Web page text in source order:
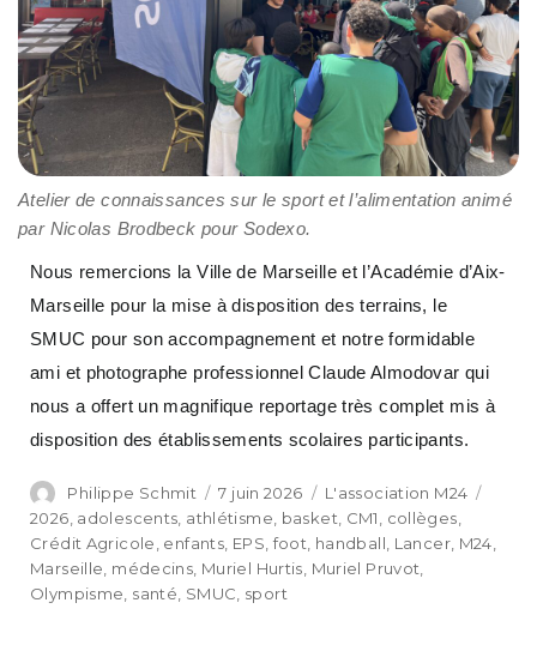
Atelier de connaissances sur le sport et l’alimentation animé
par Nicolas Brodbeck pour Sodexo.
Nous remercions la Ville de Marseille et l’Académie d’Aix-
Marseille pour la mise à disposition des terrains, le
SMUC pour son accompagnement et notre formidable
ami et photographe professionnel Claude Almodovar qui
nous a offert un magnifique reportage très complet mis à
disposition des établissements scolaires participants.
Philippe Schmit 7 juin 2026
L'association M24
2026 adolescents athlétisme basket CM1 collèges
Crédit Agricole enfants EPS foot handball Lancer, M24
Marseille médecins Muriel Hurtis Muriel Pruvot
Olympisme santé SMUC sport